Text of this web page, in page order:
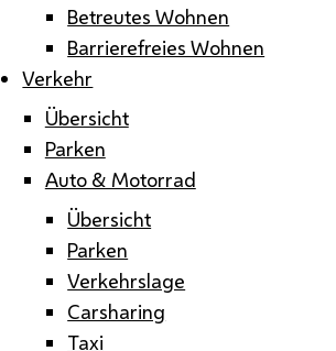
Betreutes Wohnen
Barrierefreies Wohnen
Verkehr
Übersicht
Parken
Auto & Motorrad
Übersicht
Parken
Verkehrslage
Carsharing
Taxi